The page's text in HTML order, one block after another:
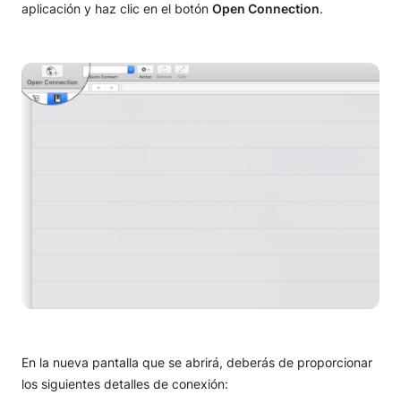
aplicación y haz clic en el botón Open Connection.
En la nueva pantalla que se abrirá, deberás de proporcionar
los siguientes detalles de conexión: